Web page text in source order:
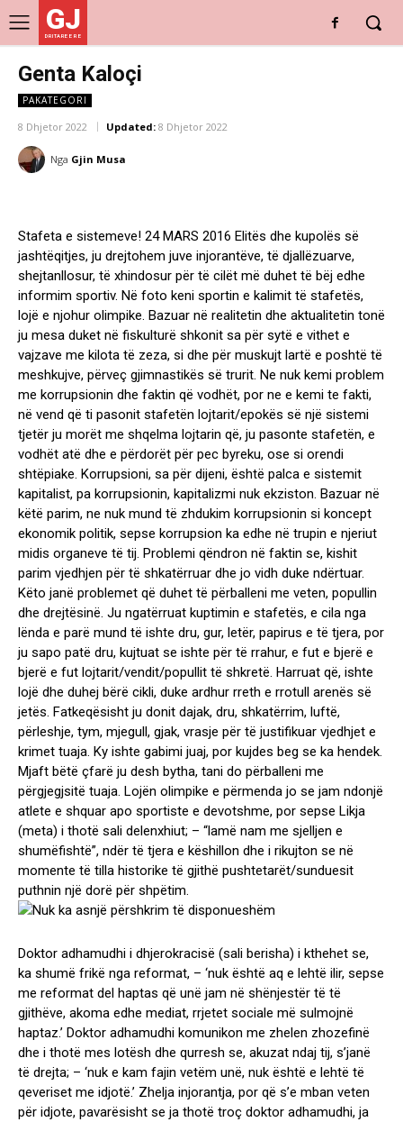
GJ
DRITARE E RE
Genta Kaloçi
PAKATEGORI
8 Dhjetor 2022 Updated: 8 Dhjetor 2022
Nga Gjin Musa
Stafeta e sistemeve! 24 MARS 2016 Elitës dhe kupolës së
jashtëqitjes, ju drejtohem juve injorantëve, të djallëzuarve,
shejtanllosur, të xhindosur për të cilët më duhet të bëj edhe
informim sportiv. Në foto keni sportin e kalimit të stafetës,
lojë e njohur olimpike. Bazuar në realitetin dhe aktualitetin tonë
ju mesa duket në fiskulturë shkonit sa për sytë e vithet e
vajzave me kilota të zeza, si dhe për muskujt lartë e poshtë të
meshkujve, përveç gjimnastikës së trurit. Ne nuk kemi problem
me korrupsionin dhe faktin që vodhët, por ne e kemi te fakti,
në vend që ti pasonit stafetën lojtarit/epokës së një sistemi
tjetër ju morët me shqelma lojtarin që, ju pasonte stafetën, e
vodhët atë dhe e përdorët për pec byreku, ose si orendi
shtëpiake. Korrupsioni, sa për dijeni, është palca e sistemit
kapitalist, pa korrupsionin, kapitalizmi nuk ekziston. Bazuar në
këtë parim, ne nuk mund të zhdukim korrupsionin si koncept
ekonomik politik, sepse korrupsion ka edhe në trupin e njeriut
midis organeve të tij. Problemi qëndron në faktin se, kishit
parim vjedhjen për të shkatërruar dhe jo vidh duke ndërtuar.
Këto janë problemet që duhet të përballeni me veten, popullin
dhe drejtësinë. Ju ngatërruat kuptimin e stafetës, e cila nga
lënda e parë mund të ishte dru, gur, letër, papirus e të tjera, por
ju sapo patë dru, kujtuat se ishte për të rrahur, e fut e bjerë e
bjerë e fut lojtarit/vendit/popullit të shkretë. Harruat që, ishte
lojë dhe duhej bërë cikli, duke ardhur rreth e rrotull arenës së
jetës. Fatkeqësisht ju donit dajak, dru, shkatërrim, luftë,
përleshje, tym, mjegull, gjak, vrasje për të justifikuar vjedhjet e
krimet tuaja. Ky ishte gabimi juaj, por kujdes beg se ka hendek.
Mjaft bëtë çfarë ju desh bytha, tani do përballeni me
përgjegjsitë tuaja. Lojën olimpike e përmenda jo se jam ndonjë
atlete e shquar apo sportiste e devotshme, por sepse Likja
(meta) i thotë sali delenxhiut; – “lamë nam me sjelljen e
shumëfishtë”, ndër të tjera e këshillon dhe i rikujton se në
momente të tilla historike të gjithë pushtetarët/sunduesit
puthnin një dorë për shpëtim.
Doktor adhamudhi i dhjerokracisë (sali berisha) i kthehet se,
ka shumë frikë nga reformat, – ‘nuk është aq e lehtë ilir, sepse
me reformat del haptas që unë jam në shënjestër të të
gjithëve, akoma edhe mediat, rrjetet sociale më sulmojnë
haptaz.’ Doktor adhamudhi komunikon me zhelen zhozefinë
dhe i thotë mes lotësh dhe qurresh se, akuzat ndaj tij, s’janë
të drejta; – ‘nuk e kam fajin vetëm unë, nuk është e lehtë të
qeveriset me idjotë.’ Zhelja injorantja, por që s’e mban veten
për idjote, pavarësisht se ja thotë troç doktor adhamudhi, ja